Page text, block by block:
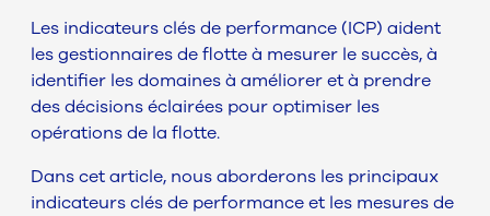
Les indicateurs clés de performance (ICP) aident
les gestionnaires de flotte à mesurer le succès, à
identifier les domaines à améliorer et à prendre
des décisions éclairées pour optimiser les
opérations de la flotte.
Dans cet article, nous aborderons les principaux
indicateurs clés de performance et les mesures de